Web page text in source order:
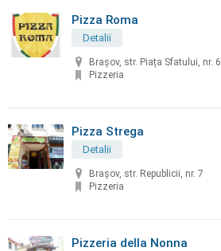
Pizza Roma
Detalii
Brașov, str. Piața Sfatului, nr. 6
Pizzeria
Pizza Strega
Detalii
Braşov, str. Republicii, nr. 7
Pizzeria
Pizzeria della Nonna